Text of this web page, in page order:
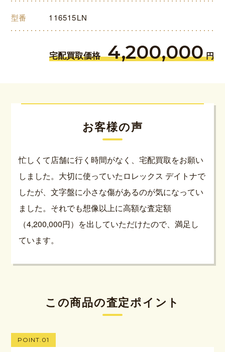
型番 116515LN
宅配買取価格 4,200,000 円
お客様の声
忙しくて店舗に行く時間がなく、宅配買取をお願い
しました。大切に使っていたロレックス デイトナで
したが、文字盤に小さな傷があるのが気になってい
ました。それでも想像以上に高額な査定額
（4,200,000円）を出していただけたので、満足し
ています。
この商品の査定ポイント
POINT.01